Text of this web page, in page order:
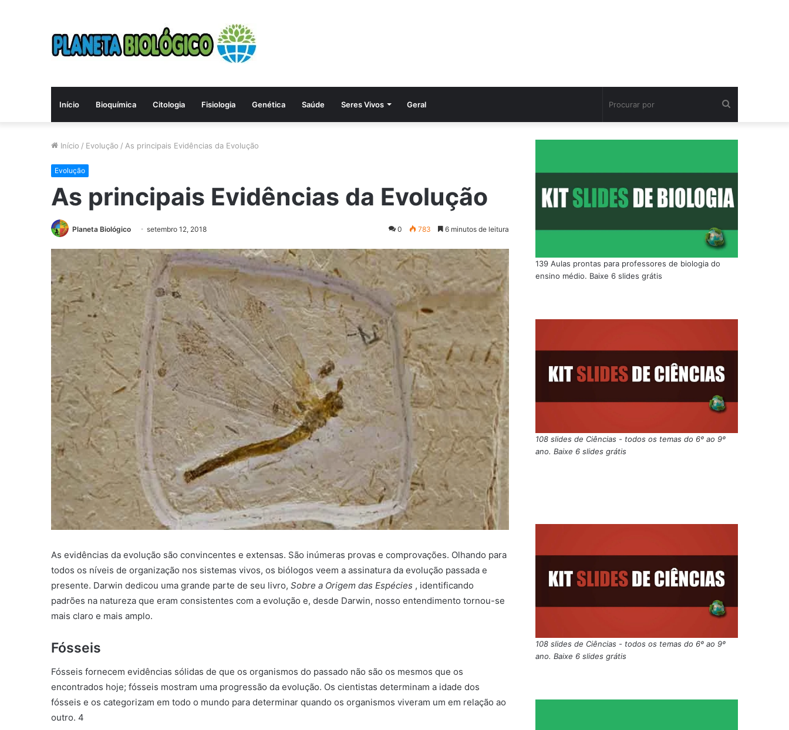
Início Bioquímica Citologia Fisiologia Genética Saúde Seres Vivos Geral
por
Início / Evolução / As principais Evidências da Evolução
Evolução
As principais Evidências da Evolução
Planeta Biológico setembro 12, 2018 0 783 6 minutos de leitura
As evidências da evolução são convincentes e extensas. São inúmeras provas e comprovações. Olhando para
todos os níveis de organização nos sistemas vivos, os biólogos veem a assinatura da evolução passada e
presente. Darwin dedicou uma grande parte de seu livro, Sobre a Origem das Espécies , identificando
padrões na natureza que eram consistentes com a evolução e, desde Darwin, nosso entendimento tornou-se
mais claro e mais amplo.
Fósseis
Fósseis fornecem evidências sólidas de que os organismos do passado não são os mesmos que os
encontrados hoje; fósseis mostram uma progressão da evolução. Os cientistas determinam a idade dos
fósseis e os categorizam em todo o mundo para determinar quando os organismos viveram um em relação ao
outro. 4
139 Aulas prontas para professores de biologia do
ensino médio. Baixe 6 slides grátis
108 slides de Ciências - todos os temas do 6º ao 9º
ano. Baixe 6 slides grátis
108 slides de Ciências - todos os temas do 6º ao 9º
ano. Baixe 6 slides grátis